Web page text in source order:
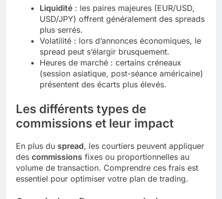
Liquidité : les paires majeures (EUR/USD,
USD/JPY) offrent généralement des spreads
plus serrés.
Volatilité : lors d’annonces économiques, le
spread peut s’élargir brusquement.
Heures de marché : certains créneaux
(session asiatique, post-séance américaine)
présentent des écarts plus élevés.
Les différents types de
commissions et leur impact
En plus du spread, les courtiers peuvent appliquer
des commissions fixes ou proportionnelles au
volume de transaction. Comprendre ces frais est
essentiel pour optimiser votre plan de trading.